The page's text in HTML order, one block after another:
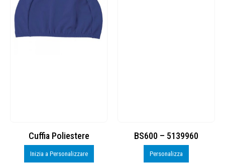
Cuffia Poliestere
Inizia a Personalizzare
BS600 – 5139960
Personalizza